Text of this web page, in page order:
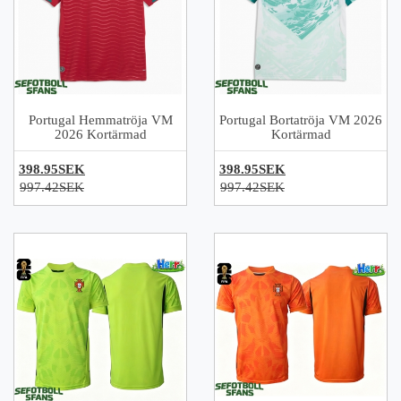
Portugal Hemmatröja VM
2026 Kortärmad
398.95SEK
997.42SEK
Portugal Bortatröja VM 2026
Kortärmad
398.95SEK
997.42SEK